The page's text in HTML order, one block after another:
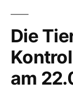
Die
am